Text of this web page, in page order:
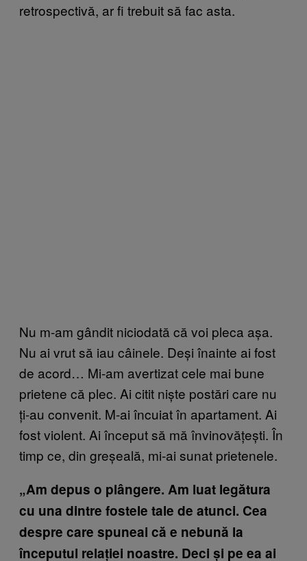
retrospectivă, ar fi trebuit să fac asta.
Nu m-am gândit niciodată că voi pleca așa.
Nu ai vrut să iau câinele. Deși înainte ai fost
de acord… Mi-am avertizat cele mai bune
prietene că plec. Ai citit niște postări care nu
ți-au convenit. M-ai încuiat în apartament. Ai
fost violent. Ai început să mă învinovățești. În
timp ce, din greșeală, mi-ai sunat prietenele.
„Am depus o plângere. Am luat legătura
cu una dintre fostele tale de atunci. Cea
despre care spuneai că e nebună la
începutul relației noastre. Deci și pe ea ai